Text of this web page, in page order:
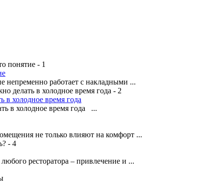
работает с накладными ...
холодное время года
в холодное время года ...
не только влияют на комфорт ...
ресторатора – привлечение и ...